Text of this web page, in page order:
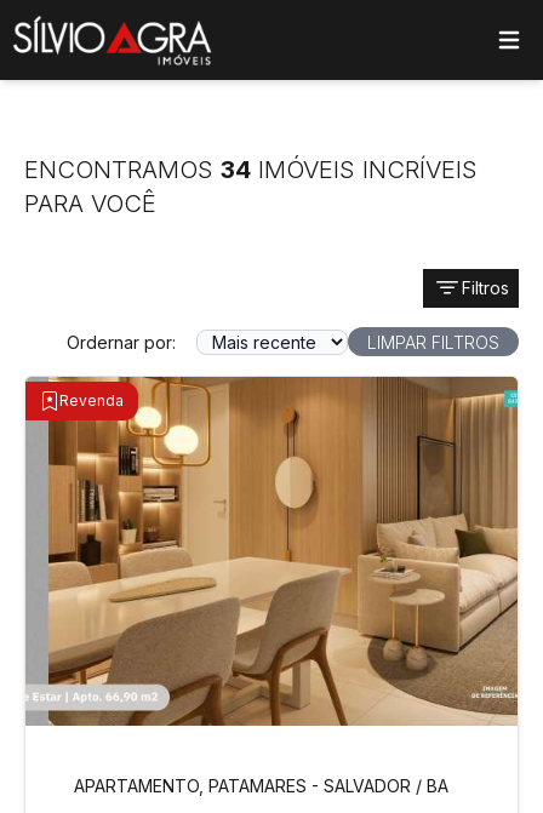
main menu
ENCONTRAMOS 34 IMÓVEIS INCRÍVEIS
PARA VOCÊ
Filtros
Ordernar por: LIMPAR FILTROS
Revenda
APARTAMENTO, PATAMARES - SALVADOR / BA